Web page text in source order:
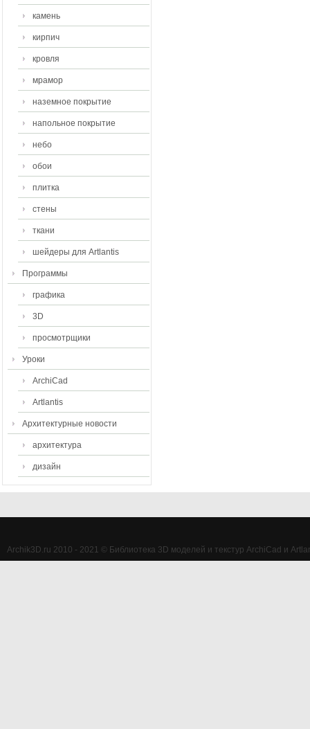
камень
кирпич
кровля
мрамор
наземное покрытие
напольное покрытие
небо
обои
плитка
стены
ткани
шейдеры для Artlantis
Программы
графика
3D
просмотрщики
Уроки
ArchiCad
Artlantis
Архитектурные новости
архитектура
дизайн
Archik3D.ru 2010 - 2021 © Библиотека 3D моделей и текстур ArchiCad и